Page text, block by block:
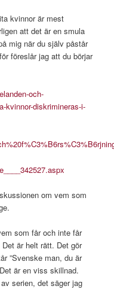
kvinnor är mest
att det är en smula
mig när du själv påstår
föreslår jag att du börjar
och-
kvinnor-diskrimineras-i-
om vem som
som får och inte får
är helt rätt. Det gör
”Svenske man, du är
är en viss skillnad.
serien, det säger jag